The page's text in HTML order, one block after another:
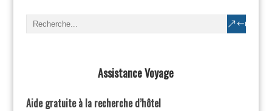
Assistance Voyage
Aide gratuite à la recherche d’hôtel